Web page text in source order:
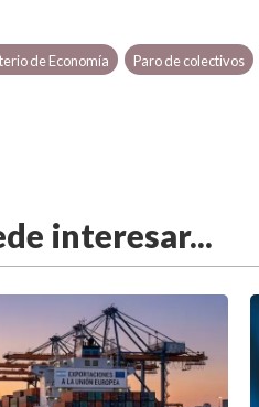
de Economía Paro de colectivos
interesar...